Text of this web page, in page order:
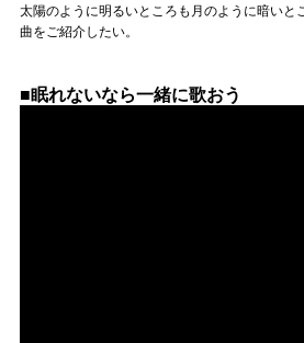
Official SNS
太陽のように明るいところも月のように暗いと
曲をご紹介したい。
■眠れないなら一緒に歌おう